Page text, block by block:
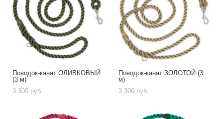
Поводок-канат ОЛИВКОВЫЙ
(3 м)
3 300 pуб.
Поводок-канат ЗОЛОТОЙ (3
м)
3 300 pуб.